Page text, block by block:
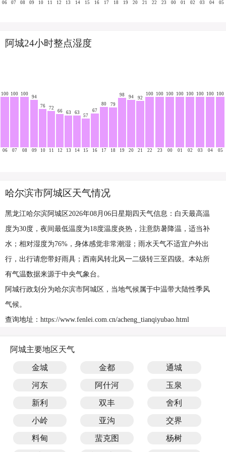
06 07 08 09 10 11 12 13 14 15 16 17 18 19 20 21 22 23 00 01 02 03 04 05
阿城24小时整点湿度
100
06
100
07
100
08
94
09
76
10
72
11
66
12
63
13
63
14
57
15
67
16
80
17
79
18
98
19
94
20
92
21
100
22
100
23
100
00
100
01
100
02
100
03
100
04
100
05
哈尔滨市阿城区天气情况
黑龙江哈尔滨阿城区2026年08月06日星期四天气信息：白天最高温
度为30度，夜间最低温度为18度温度炎热，注意防暑降温，适当补
水；相对湿度为76%，身体感觉非常潮湿；雨水天气不适宜户外出
行，出行请您带好雨具；西南风转北风一二级转三至四级。本站所
有气温数据来源于中央气象台。
阿城行政划分为哈尔滨市阿城区，当地气候属于中温带大陆性季风
气候。
查询地址：https://www.fenlei.com.cn/acheng_tianqiyubao.html
阿城主要地区天气
金城 金都 通城
河东 阿什河 玉泉
新利 双丰 舍利
小岭 亚沟 交界
料甸 蜚克图 杨树